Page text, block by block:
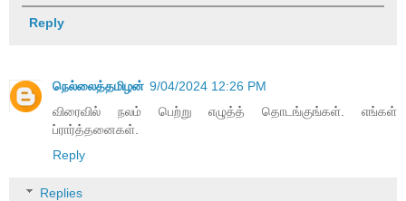
Reply
நெல்லைத்தமிழன் 9/04/2024 12:26 PM
விரைவில் நலம் பெற்று எழுத்த் தொடங்குங்கள். எங்கள்
ப்ரார்த்தனைகள்.
Reply
Replies